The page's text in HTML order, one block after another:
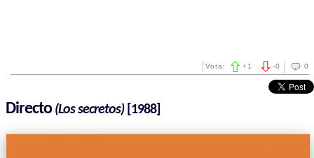
0
-0
Vota: +1
Directo(Los secretos)[1988]